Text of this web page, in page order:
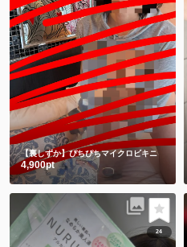
【裏しずか】ぴちぴちマイクロビキニ
4,900pt
24